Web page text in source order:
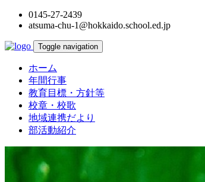
0145-27-2439
atsuma-chu-1@hokkaido.school.ed.jp
Toggle navigation
ホーム
年間行事
教育目標・方針等
校章・校歌
地域連携だより
部活動紹介